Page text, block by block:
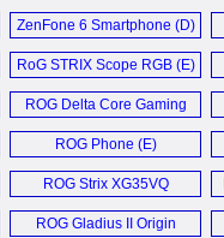
ZenFone 6 Smartphone (D)
RoG STRIX Scope RGB (E)
ROG Delta Core Gaming
Headset (E)
ROG Phone (E)
ROG Strix XG35VQ
Monitor (D)
ROG Gladius II Origin